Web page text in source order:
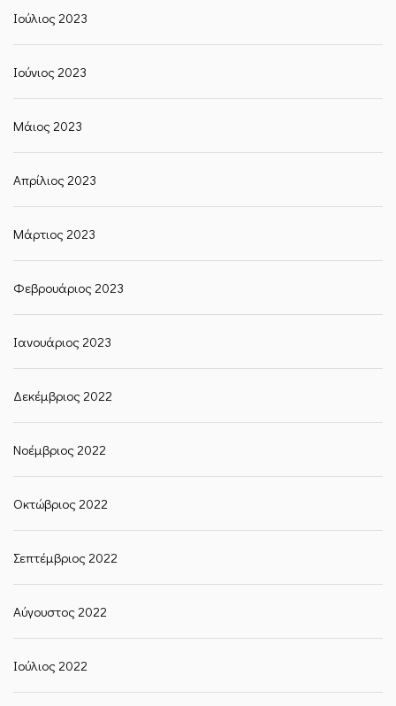
Ιούλιος 2023
Ιούνιος 2023
Μάιος 2023
Απρίλιος 2023
Μάρτιος 2023
Φεβρουάριος 2023
Ιανουάριος 2023
Δεκέμβριος 2022
Νοέμβριος 2022
Οκτώβριος 2022
Σεπτέμβριος 2022
Αύγουστος 2022
Ιούλιος 2022